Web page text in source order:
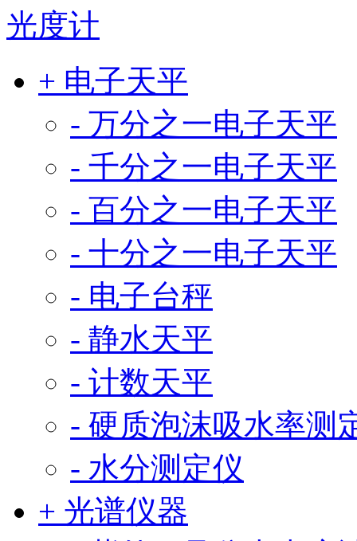
光度计
+ 电子天平
- 万分之一电子天平
- 千分之一电子天平
- 百分之一电子天平
- 十分之一电子天平
- 电子台秤
- 静水天平
- 计数天平
- 硬质泡沫吸水率测
- 水分测定仪
+ 光谱仪器